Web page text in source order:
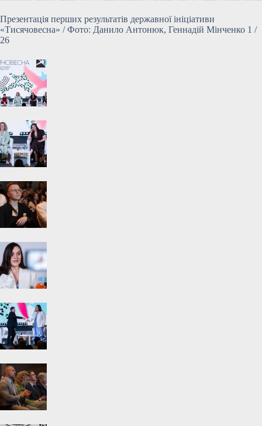
Презентація перших результатів державної ініціативи
«Тисячовесна» / Фото: Данило Антонюк, Геннадій Мінченко 1 /
26